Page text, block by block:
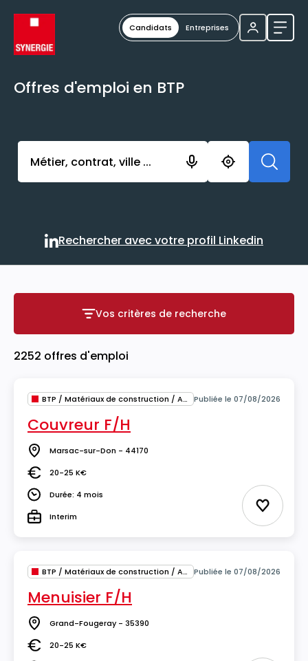
Candidats Entreprises
Offres d'emploi en BTP
Activer l’élément pour lancer l’enregistrement.
Rechercher avec votre
Rechercher avec votre profil Linkedin
Vos critères de recherche
Vos critères de recherche
2252 offres d'emploi
BTP / Matériaux de construction / Architecture Publiée le 07/08/2026
Couvreur F/H
Lieu Marsac-sur-Don - 44170
Salaire20-25 K€
DuréeDurée: 4 mois
TypeInterim Ajouter
BTP / Matériaux de construction / Architecture Publiée le 07/08/2026
Menuisier F/H
Lieu Grand-Fougeray - 35390
Salaire20-25 K€